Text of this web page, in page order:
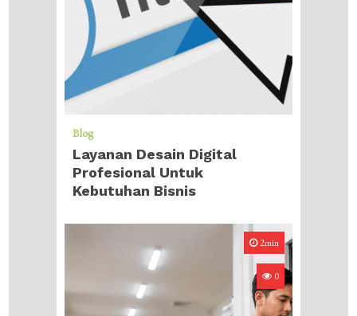
Blog
Layanan Desain Digital
Profesional Untuk
Kebutuhan Bisnis
2min
0